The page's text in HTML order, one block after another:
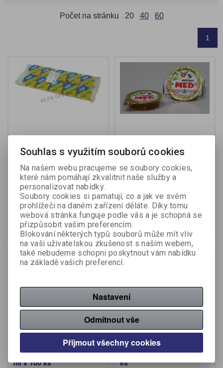
Počet na stránku 20 40 60
1
Citronový koncentrát -
citronek / 7,5 g x 10 ks
Katalogové číslo:720440
36,90 Kč (bez DPH:)
Koupit
Katalogové číslo:720251
7,20 Kč (bez DPH:)
Koupit
Citronový koncentrát - 4
ml x 100 ks
Med porcovaný - 8 g / 100
ks
Souhlas s využitím souborů cookies
Na našem webu pracujeme se soubory cookies,
které nám pomáhají zkvalitnit naše služby a
personalizovat nabídky.
Soubory cookies si pamatují, co a jak ve svém
prohlížeči na daném zařízení děláte. Díky tomu
webová stránka funguje podle vás a je schopná se
přizpůsobit vašim preferencím.
Blokování některých typů souborů může mít vliv
na vaši uživatelskou zkušenost s naším webem,
také nebudeme schopni poskytnout vám nabídku
na základě vašich preferencí.
Nastavení
Odmítnout vše
Přijmout všechny cookies